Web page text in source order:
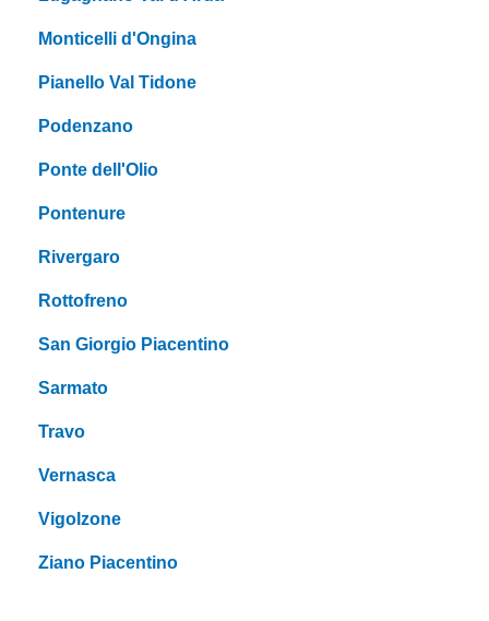
Monticelli d'Ongina
Pianello Val Tidone
Podenzano
Ponte dell'Olio
Pontenure
Rivergaro
Rottofreno
San Giorgio Piacentino
Sarmato
Travo
Vernasca
Vigolzone
Ziano Piacentino